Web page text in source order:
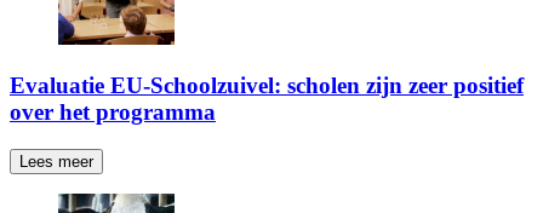
Evaluatie EU-Schoolzuivel: scholen zijn zeer positief
over het programma
Lees meer